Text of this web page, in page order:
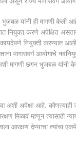
भुजबळ यांनी ही मागणी केली
करणे अपेक्षित
नियुक्ती करण्यात
मागासवर्ग आयोगाचे
अशी मागणी छगन भुजबळ यांनी
अशी अपेक्षा आहे.
मिळावं म्हणून त्यासाठी
आरक्षण देण्याचा त्यांचा